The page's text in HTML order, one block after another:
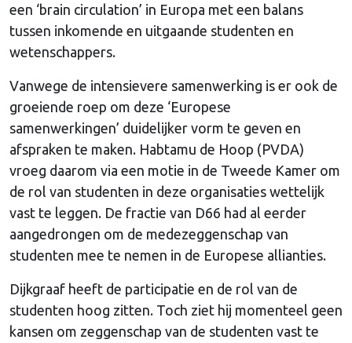
een ‘brain circulation’ in Europa met een balans
tussen inkomende en uitgaande studenten en
wetenschappers.
Vanwege de intensievere samenwerking is er ook de
groeiende roep om deze ‘Europese
samenwerkingen’ duidelijker vorm te geven en
afspraken te maken. Habtamu de Hoop (PVDA)
vroeg daarom via een motie in de Tweede Kamer om
de rol van studenten in deze organisaties wettelijk
vast te leggen. De fractie van D66 had al eerder
aangedrongen om de medezeggenschap van
studenten mee te nemen in de Europese allianties.
Dijkgraaf heeft de participatie en de rol van de
studenten hoog zitten. Toch ziet hij momenteel geen
kansen om zeggenschap van de studenten vast te